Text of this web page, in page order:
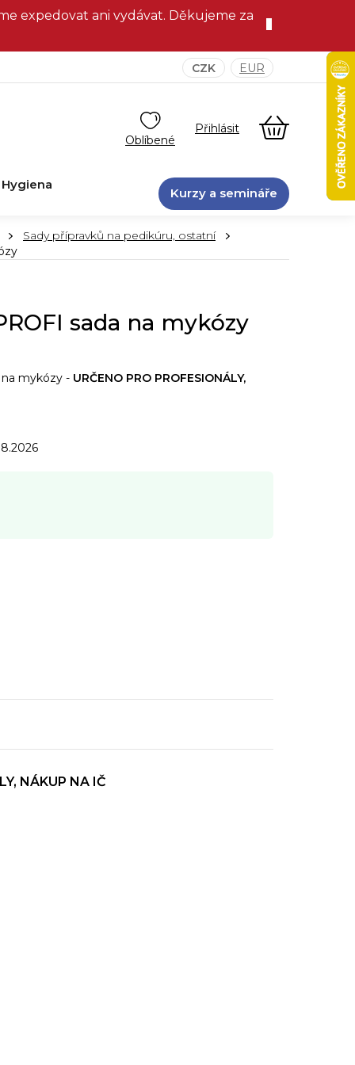
expedovat ani vydávat. Děkujeme za
CZK EUR
NÁKUPNÍ
KOŠÍK
Hygiena
Kurzy a semináře
Sady přípravků na pedikúru, ostatní
sada na mykózy
na mykózy - URČENO PRO PROFESIONÁLY,
NÁKUP NA IČ